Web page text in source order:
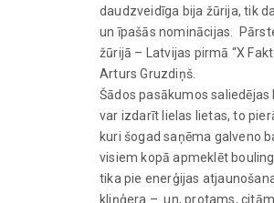
daudzveidīga bija žūrija, tik
un īpašās nominācijas.
žūrijā – Latvijas pirmā “X
Arturs Gruzdiņš.
Šādos pasākumos saliedējas
var izdarīt lielas lietas, to
kuri šogad saņēma galveno
visiem kopā apmeklēt
tika pie enerģijas
kliņģera – un, protams,